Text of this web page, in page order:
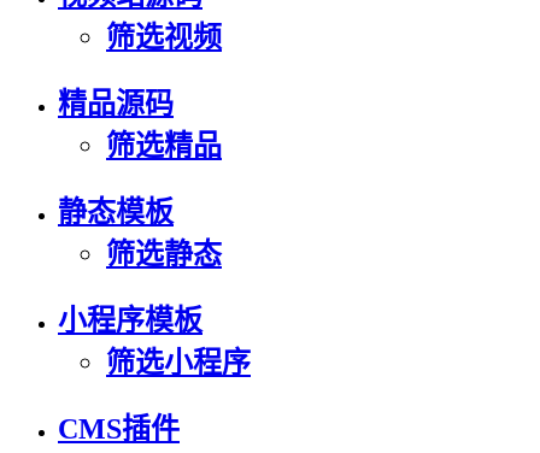
筛选视频
精品源码
筛选精品
静态模板
筛选静态
小程序模板
筛选小程序
CMS插件